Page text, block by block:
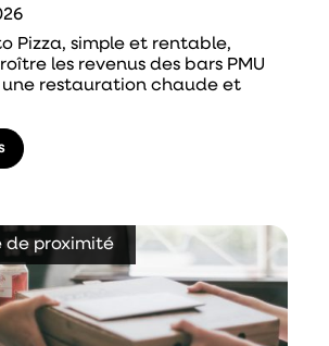
Pizza, simple et rentable,
les revenus des bars PMU
restauration chaude et
de proximité